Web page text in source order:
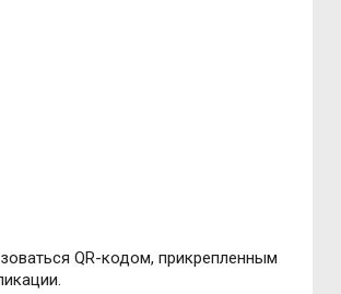
QR-кодом, прикрепленным